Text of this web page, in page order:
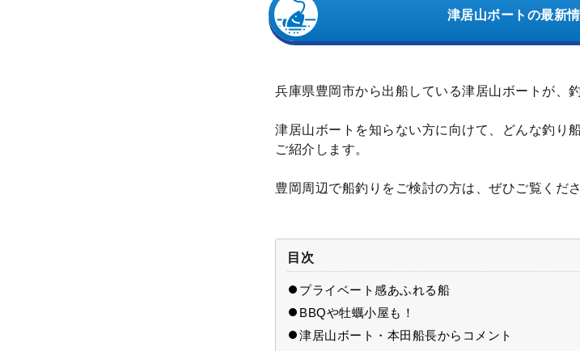
津居山ボートの最新
兵庫県豊岡市から出船している津居山ボートが、
津居山ボートを知らない方に向けて、どんな釣り
ご紹介します。
豊岡周辺で船釣りをご検討の方は、ぜひご覧くださ
目次
プライベート感あふれる船
BBQや牡蠣小屋も！
津居山ボート・本田船長からコメント